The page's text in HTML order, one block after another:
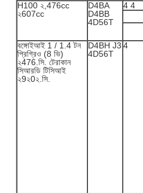
H100 ২,476cc
২607cc
D4BA
D4BB
4D56T
4 4
বঙ্গোইআই 1 / 1.4 টন
প্রিগ্রিও (8 ভি)
২476.সি. টেরাকান
সিআরডি টিসিআই
২9২0২.সি.
D4BH J3
4D56T
4